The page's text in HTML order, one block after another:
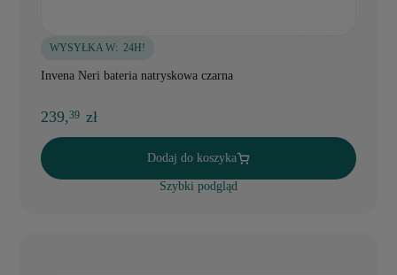
WYSYŁKA W: 24H!
Invena Neri bateria natryskowa czarna
239,39 zł
Dodaj do koszyka
Szybki podgląd